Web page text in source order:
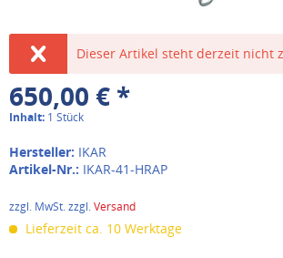
Dieser Artikel steht derzeit nicht
650,00 € *
Inhalt: 1 Stück
Hersteller: IKAR
Artikel-Nr.: IKAR-41-HRAP
zzgl. MwSt. zzgl.Versand
Lieferzeit ca. 10 Werktage